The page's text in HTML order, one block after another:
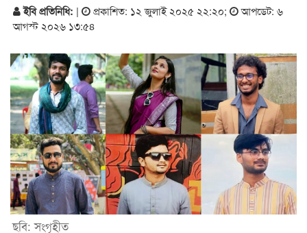
ইবি প্রতিনিধি: | প্রকাশিত: ১২ জুলাই ২০২৫ ২২:২০;
আপডেট: ৬
আগস্ট ২০২৬ ১৩:৫৪
ছবি: সংগৃহীত